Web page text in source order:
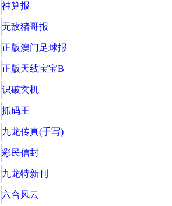
神算报
无敌猪哥报
正版澳门足球报
正版天线宝宝B
识破玄机
抓码王
九龙传真(手写)
彩民信封
九龙特新刊
六合风云